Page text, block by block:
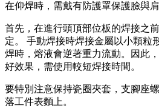
在仰焊時，需戴有防護罩保護臉與
首先，在進行頭頂部位板的焊接之
定。 手動焊接時焊接金屬以小顆粒
焊時，熔液會逆著重力流動。因此
好效果，需使用較短焊接時間。
要特別注意保持瓷圈夾套，支腳座
落工件表麵上。